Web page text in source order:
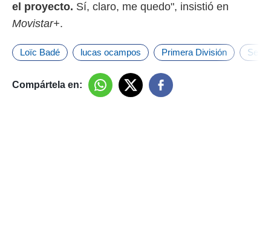
el proyecto. Sí, claro, me quedo", insistió en
Movistar+.
Loïc Badé lucas ocampos Primera División
Compártela en: